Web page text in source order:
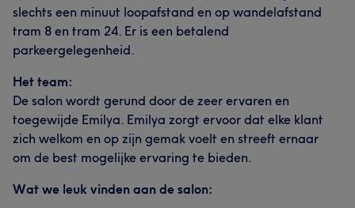
slechts een minuut loopafstand en op wandelafstand
tram 8 en tram 24. Er is een betalend
parkeergelegenheid.
Het team:
De salon wordt gerund door de zeer ervaren en
toegewijde Emilya. Emilya zorgt ervoor dat elke klant
zich welkom en op zijn gemak voelt en streeft ernaar
om de best mogelijke ervaring te bieden.
Wat we leuk vinden aan de salon: